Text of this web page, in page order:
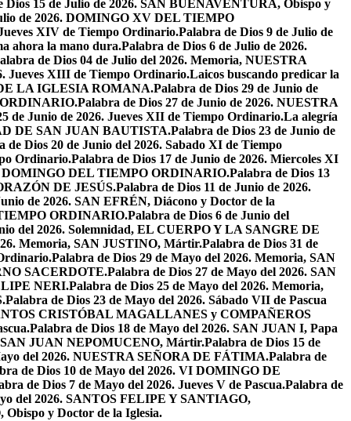
Dios 15 de Julio de 2026. SAN BUENAVENTURA, Obispo y
de 2026. DOMINGO XV DEL TIEMPO
XIV de Tiempo Ordinario.Palabra de Dios 9 de Julio de
ahora la mano dura.Palabra de Dios 6 de Julio de 2026.
de Dios 04 de Julio del 2026. Memoria, NUESTRA
Jueves XIII de Tiempo Ordinario.Laicos buscando predicar la
LA IGLESIA ROMANA.Palabra de Dios 29 de Junio de
Palabra de Dios 27 de Junio de 2026. NUESTRA
de Junio de 2026. Jueves XII de Tiempo Ordinario.La alegría
DE SAN JUAN BAUTISTA.Palabra de Dios 23 de Junio de
de Dios 20 de Junio del 2026. Sabado XI de Tiempo
Ordinario.Palabra de Dios 17 de Junio de 2026. Miercoles XI
DOMINGO DEL TIEMPO ORDINARIO.Palabra de Dios 13
DE JESÚS.Palabra de Dios 11 de Junio de 2026.
de 2026. SAN EFRÉN, Diácono y Doctor de la
ORDINARIO.Palabra de Dios 6 de Junio del
del 2026. Solemnidad, EL CUERPO Y LA SANGRE DE
Memoria, SAN JUSTINO, Mártir.Palabra de Dios 31 de
Palabra de Dios 29 de Mayo del 2026. Memoria, SAN
SACERDOTE.Palabra de Dios 27 de Mayo del 2026. SAN
NERI.Palabra de Dios 25 de Mayo del 2026. Memoria,
Palabra de Dios 23 de Mayo del 2026. Sábado VII de Pascua
CRISTÓBAL MAGALLANES y COMPAÑEROS
Palabra de Dios 18 de Mayo del 2026. SAN JUAN I, Papa
SAN JUAN NEPOMUCENO, Mártir.Palabra de Dios 15 de
del 2026. NUESTRA SEÑORA DE FÁTIMA.Palabra de
de Dios 10 de Mayo del 2026. VI DOMINGO DE
de Dios 7 de Mayo del 2026. Jueves V de Pascua.Palabra de
del 2026. SANTOS FELIPE Y SANTIAGO,
y Doctor de la Iglesia.